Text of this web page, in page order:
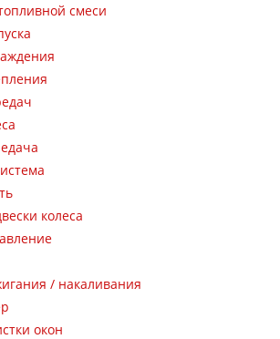
смеси
колеса
/ накаливания
окон